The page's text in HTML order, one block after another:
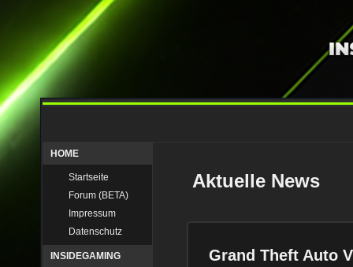
HOME
Startseite
Forum (BETA)
Impressum
Datenschutz
INSIDEGAMING
Aktuelle News
Grand Theft Auto